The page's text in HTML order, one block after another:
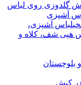
گلدوزی روی لباس
آشپزی
لباس آشپزی،
هپی شف، کلاه و
بلوچستان
کیش